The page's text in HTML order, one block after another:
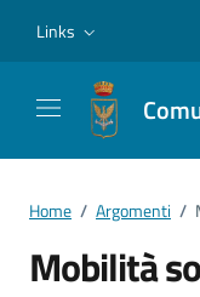
Links
Home / Argomenti /
Mobilità